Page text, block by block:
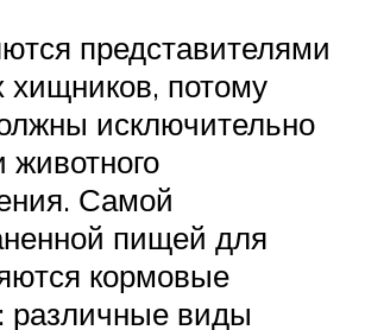
представителями
хищников, потому
исключительно
животного
Самой
пищей для
кормовые
различные виды